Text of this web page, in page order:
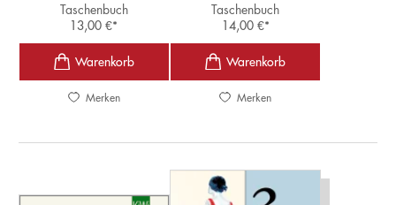
Taschenbuch
13,00€*
Merken
Taschenbuch
14,00 €*
Merken